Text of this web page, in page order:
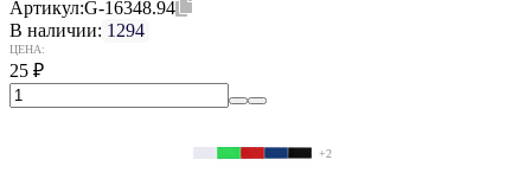
Артикул:G-16348.94
В наличии: 1294
ЦЕНА:
25 ₽
+2